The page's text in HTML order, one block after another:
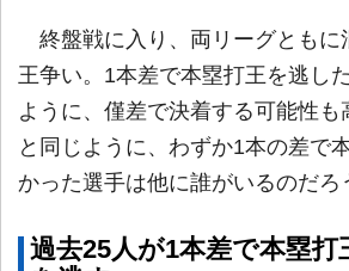
終盤戦に入り、両リーグともに
王争い。1本差で本塁打王を逃し
ように、僅差で決着する可能性も
と同じように、わずか1本の差で
かった選手は他に誰がいるのだろ
過去25人が1本差で本塁